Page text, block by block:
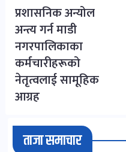
प्रशासनिक अन्योल
अन्त्य गर्न माडी
नगरपालिकाका
कर्मचारीहरूको
नेतृत्वलाई सामूहिक
आग्रह
ताजा समाचार